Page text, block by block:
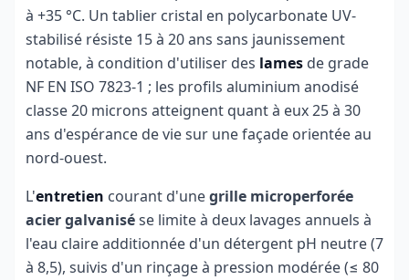
à +35 °C. Un tablier cristal en polycarbonate UV-
stabilisé résiste 15 à 20 ans sans jaunissement
notable, à condition d'utiliser des lames de grade
NF EN ISO 7823-1 ; les profils aluminium anodisé
classe 20 microns atteignent quant à eux 25 à 30
ans d'espérance de vie sur une façade orientée au
nord-ouest.
L'entretien courant d'unegrille microperforée
acier galvanisése limite à deux lavages annuels à
l'eau claire additionnée d'un détergent pH neutre (7
à 8,5), suivis d'un rinçage à pression modérée (≤ 80